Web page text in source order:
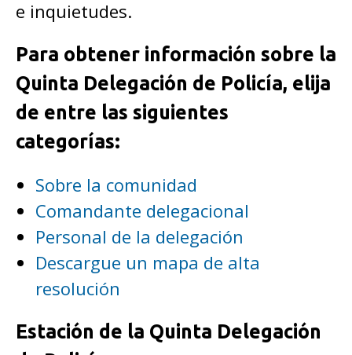
e inquietudes.
Para obtener información sobre la
Quinta Delegación de Policía, elija
de entre las siguientes
categorías:
Sobre la comunidad
Comandante delegacional
Personal de la delegación
Descargue un mapa de alta
resolución
Estación de la Quinta Delegación